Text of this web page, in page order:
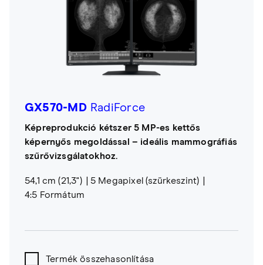
GX570-MD RadiForce
Képreprodukció kétszer 5 MP-es kettős
képernyős megoldással – ideális mammográfiás
szűrővizsgálatokhoz.
54,1 cm (21,3")
5 Megapixel (szürkeszint)
4:5 Formátum
Termék összehasonlítása